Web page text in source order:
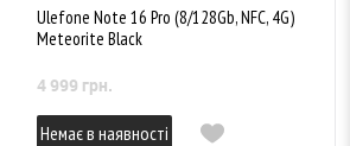
Ulefone Note 16 Pro (8/128Gb, NFC, 4G)
Meteorite Black
4 999 грн.
Немає в наявності